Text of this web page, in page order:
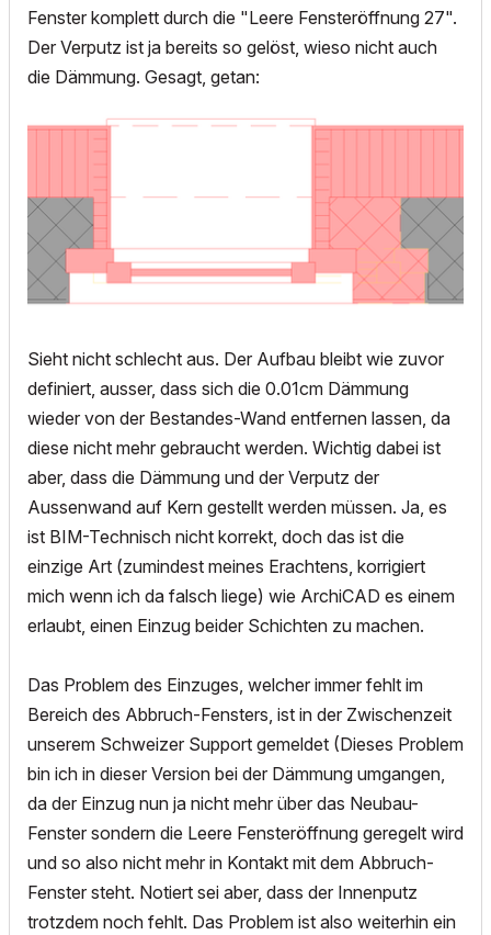
Fenster komplett durch die "Leere Fensteröffnung 27".
Der Verputz ist ja bereits so gelöst, wieso nicht auch
die Dämmung. Gesagt, getan:
Sieht nicht schlecht aus. Der Aufbau bleibt wie zuvor
definiert, ausser, dass sich die 0.01cm Dämmung
wieder von der Bestandes-Wand entfernen lassen, da
diese nicht mehr gebraucht werden. Wichtig dabei ist
aber, dass die Dämmung und der Verputz der
Aussenwand auf Kern gestellt werden müssen. Ja, es
ist BIM-Technisch nicht korrekt, doch das ist die
einzige Art (zumindest meines Erachtens, korrigiert
mich wenn ich da falsch liege) wie ArchiCAD es einem
erlaubt, einen Einzug beider Schichten zu machen.
Das Problem des Einzuges, welcher immer fehlt im
Bereich des Abbruch-Fensters, ist in der Zwischenzeit
unserem Schweizer Support gemeldet (Dieses Problem
bin ich in dieser Version bei der Dämmung umgangen,
da der Einzug nun ja nicht mehr über das Neubau-
Fenster sondern die Leere Fensteröffnung geregelt wird
und so also nicht mehr in Kontakt mit dem Abbruch-
Fenster steht. Notiert sei aber, dass der Innenputz
trotzdem noch fehlt. Das Problem ist also weiterhin ein